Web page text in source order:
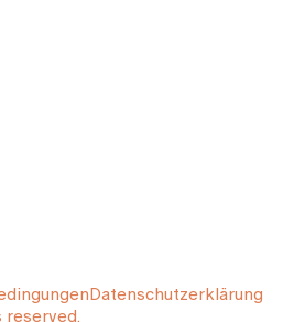
Datenschutzerklärung